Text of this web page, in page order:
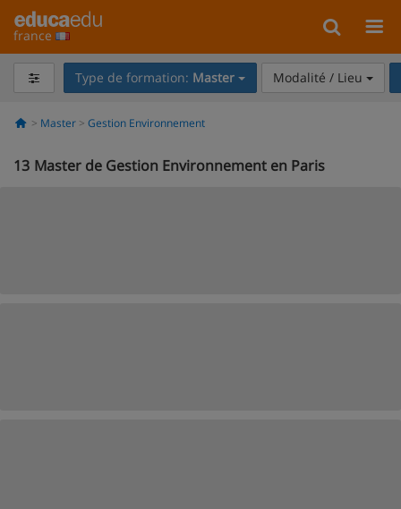
france
Type de formation: Master Modalité / Lieu
Master Gestion Environnement
13 Master de Gestion Environnement en Paris